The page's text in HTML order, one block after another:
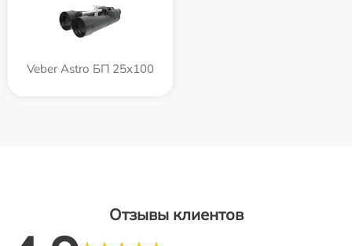
Veber Astro БП 25x100
Отзывы клиентов